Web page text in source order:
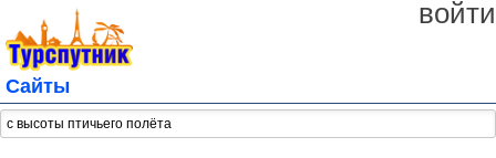
войти
Сайты